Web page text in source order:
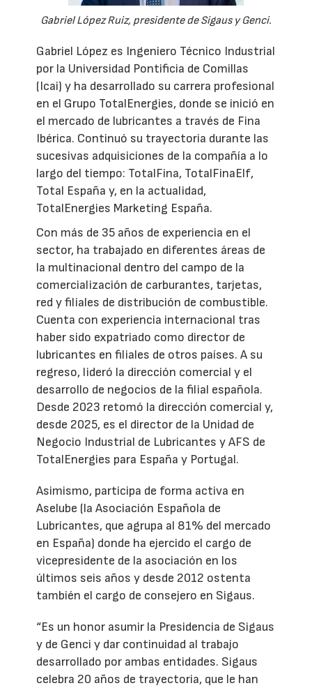
Gabriel López Ruiz, presidente de Sigaus y Genci.
Gabriel López es Ingeniero Técnico Industrial
por la Universidad Pontificia de Comillas
(Icai) y ha desarrollado su carrera profesional
en el Grupo TotalEnergies, donde se inició en
el mercado de lubricantes a través de Fina
Ibérica. Continuó su trayectoria durante las
sucesivas adquisiciones de la compañía a lo
largo del tiempo: TotalFina, TotalFinaElf,
Total España y, en la actualidad,
TotalEnergies Marketing España.
Con más de 35 años de experiencia en el
sector, ha trabajado en diferentes áreas de
la multinacional dentro del campo de la
comercialización de carburantes, tarjetas,
red y filiales de distribución de combustible.
Cuenta con experiencia internacional tras
haber sido expatriado como director de
lubricantes en filiales de otros países. A su
regreso, lideró la dirección comercial y el
desarrollo de negocios de la filial española.
Desde 2023 retomó la dirección comercial y,
desde 2025, es el director de la Unidad de
Negocio Industrial de Lubricantes y AFS de
TotalEnergies para España y Portugal.
Asimismo, participa de forma activa en
Aselube (la Asociación Española de
Lubricantes, que agrupa al 81% del mercado
en España) donde ha ejercido el cargo de
vicepresidente de la asociación en los
últimos seis años y desde 2012 ostenta
también el cargo de consejero en Sigaus.
“Es un honor asumir la Presidencia de Sigaus
y de Genci y dar continuidad al trabajo
desarrollado por ambas entidades. Sigaus
celebra 20 años de trayectoria, que le han